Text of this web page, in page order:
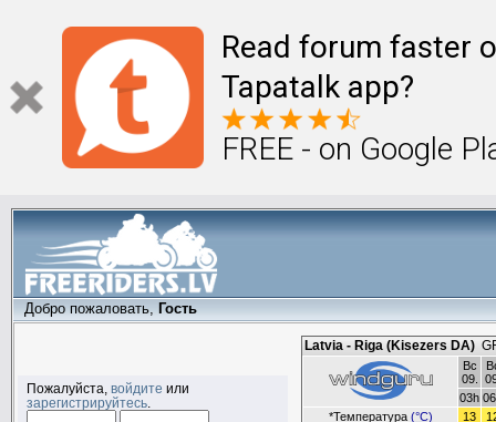
Read forum faster
Tapatalk app?
FREE - on Google
Добро пожаловать, Гость
Пожалуйста, войдите или
зарегистрируйтесь.